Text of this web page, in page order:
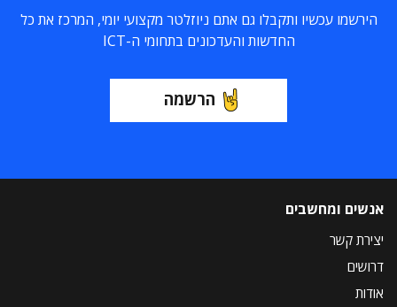
הירשמו עכשיו ותקבלו גם אתם ניוזלטר מקצועי יומי, המרכז את כל
החדשות והעדכונים בתחומי ה-ICT
הרשמה
אנשים ומחשבים
יצירת קשר
דרושים
אודות